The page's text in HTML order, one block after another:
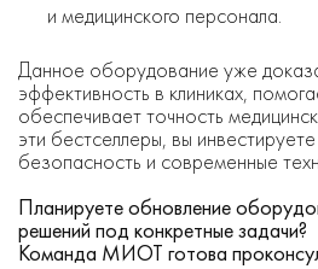
и медицинского персонала.
Данное оборудование уже
эффективность в клиниках,
обеспечивает точность
эти бестселлеры, вы
безопасность и современные
Планируете обновление
решений под конкретные задачи?
Команда МИОТ готова